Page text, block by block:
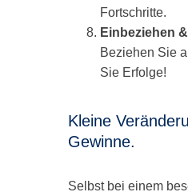
Fortschritte.
Einbeziehen
Beziehen Sie
Sie Erfolge!
Kleine
Gewinne.
Selbst bei einem